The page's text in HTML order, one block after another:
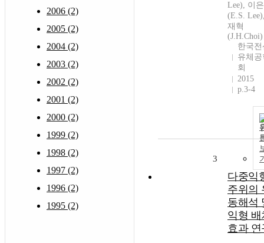
2006 (2)
2005 (2)
2004 (2)
2003 (2)
2002 (2)
2001 (2)
2000 (2)
1999 (2)
1998 (2)
1997 (2)
1996 (2)
1995 (2)
Lee), 이
(E.S.
재혁
(J.H.Choi)
한국전
유체공
회
2015
p.3-4
3
다중익
주위의
동해석
익형 배
효과 연